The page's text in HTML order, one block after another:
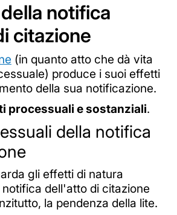
notifica
citazione
(in quanto atto che dà vita
produce i suoi effetti
della sua notificazione.
processuali e sostanziali.
della notifica
gli effetti di natura
dell'atto di citazione
la pendenza della lite.